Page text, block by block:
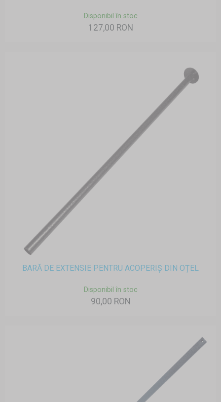
Disponibil în stoc
127,00 RON
BARĂ DE EXTENSIE PENTRU ACOPERIȘ DIN OȚEL
Disponibil în stoc
90,00 RON